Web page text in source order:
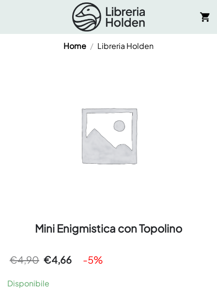
Home / Libreria Holden
Mini Enigmistica con Topolino
€4,90 Il
prezzo
era:
€4,90.
€4,66Il
prezzo
-5%
Disponibile